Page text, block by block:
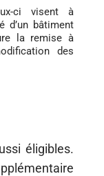
ci visent à
d’un bâtiment
la remise à
des
éligibles.